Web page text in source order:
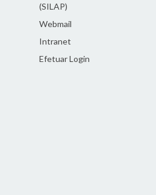
(SILAP)
Webmail
Intranet
Efetuar Login